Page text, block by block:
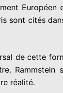
sont cités
de cette
réalité.